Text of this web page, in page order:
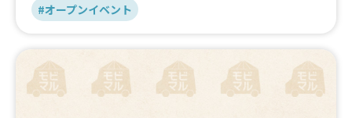
このたび、大好評につき第二弾の開催が決定。テレビ局な
らではのPR力を活かし、番組・WEB・SNSなど多方面で
国・地域ならではの料理や食文化を発信したい事業者様に
とって、絶好のプロモーションの場です。皆さまのご参加
を心よりお待ちしております。
#オープンイベント